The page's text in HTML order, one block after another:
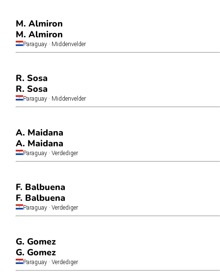
M. Almiron
M. Almiron
Paraguay · Middenvelder
R. Sosa
R. Sosa
Paraguay · Middenvelder
A. Maidana
A. Maidana
Paraguay · Verdediger
F. Balbuena
F. Balbuena
Paraguay · Verdediger
G. Gomez
G. Gomez
Paraguay · Verdediger